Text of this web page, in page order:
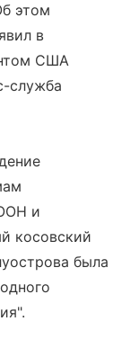
этом
в
США
служба
и
косовский
была